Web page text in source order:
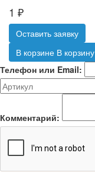
1 ₽
Оставить заявку
В корзине В корзину
Телефон или Email:
Комментарий: